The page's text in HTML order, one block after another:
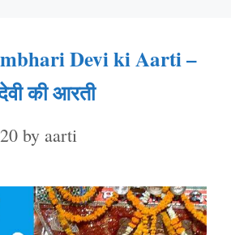
Devi ki Aarti –
की आरती
by aarti